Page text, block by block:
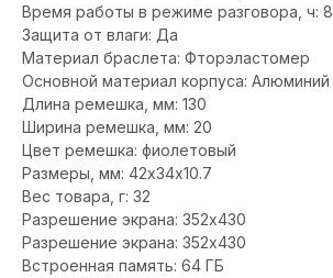
Время работы в режиме разговора, ч: 8
Защита от влаги: Да
Материал браслета: Фторэластомер
Основной материал корпуса: Алюминий
Длина ремешка, мм: 130
Ширина ремешка, мм: 20
Цвет ремешка: фиолетовый
Размеры, мм: 42х34х10.7
Вес товара, г: 32
Разрешение экрана: 352x430
Разрешение экрана: 352x430
Встроенная память: 64 ГБ